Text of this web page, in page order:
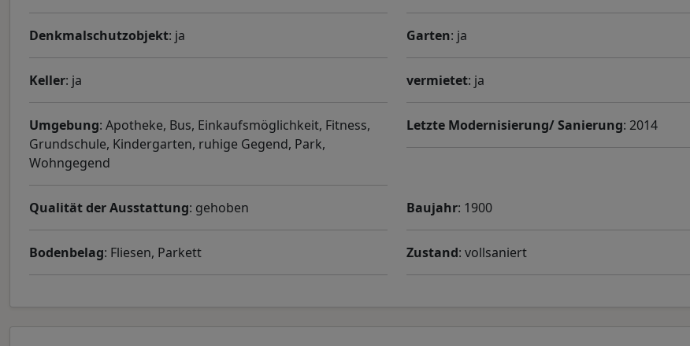
Denkmalschutzobjekt: ja Garten: ja
Keller: ja vermietet: ja
Umgebung: Apotheke, Bus, Einkaufsmöglichkeit, Fitness,
Grundschule, Kindergarten, ruhige Gegend, Park,
Wohngegend
Letzte Modernisierung/ Sanierung: 2014
Qualität der Ausstattung: gehoben Baujahr: 1900
Bodenbelag: Fliesen, Parkett Zustand: vollsaniert